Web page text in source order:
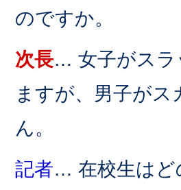
のですか。
次長… 女子がスラ
ますが、男子が
ん。
記者… 在校生はど